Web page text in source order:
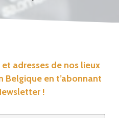
adresses de nos lieux
en t’abonnant
!